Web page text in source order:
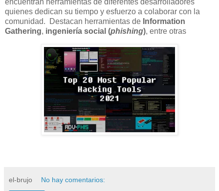
quienes dedican su tiempo y esfuerzo a colaborar con la
comunidad.
Destacan herramientas de Information
Gathering, ingeniería social (phishing), entre otras
el-brujo No hay comentarios: